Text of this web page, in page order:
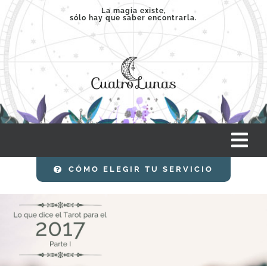
Saltar
contenido
La magia existe,
sólo hay que saber encontrarla.
INICIO
SERVICIOS
CLASES
CÓMO ELEGIR TU SERVICIO